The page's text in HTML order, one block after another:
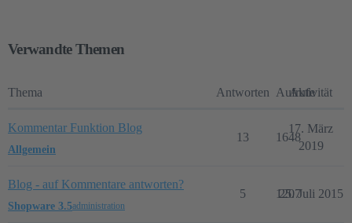
Verwandte Themen
Thema Antworten Aufrufe
Aktivität
Kommentar Funktion Blog
Allgemein
13 1648
17. März
2019
Blog - auf Kommentare antworten?
Shopware 3.5administration
5 1207
25. Juli 2015